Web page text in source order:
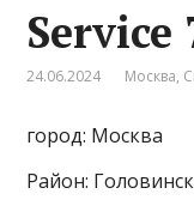
Service
24.06.2024 Москва,
город: Москва
Район: